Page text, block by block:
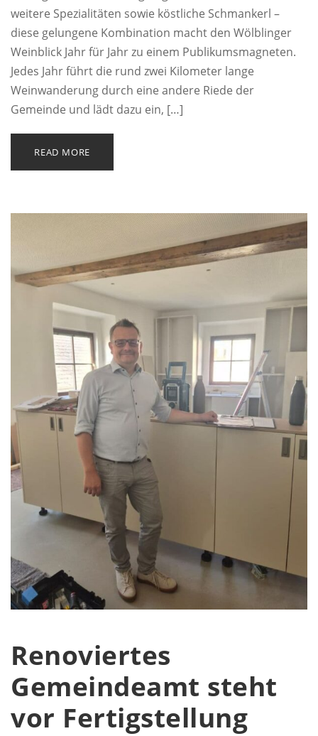
weitere Spezialitäten sowie köstliche Schmankerl –
diese gelungene Kombination macht den Wölblinger
Weinblick Jahr für Jahr zu einem Publikumsmagneten.
Jedes Jahr führt die rund zwei Kilometer lange
Weinwanderung durch eine andere Riede der
Gemeinde und lädt dazu ein, […]
READ MORE
Renoviertes
Gemeindeamt steht
vor Fertigstellung